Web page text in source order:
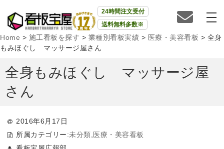
24時間注文受付
送料無料多数※
Home > 施工看板を探す > 業種別看板実績 > 医療・美容看板 > 全身
もみほぐし マッサージ屋さん
全身もみほぐし マッサージ屋
さん
2016年6月17日
所属カテゴリー:未分類 医療・美容看板